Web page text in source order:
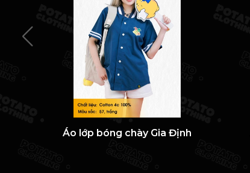
Áo lớp bóng chày Gia Định